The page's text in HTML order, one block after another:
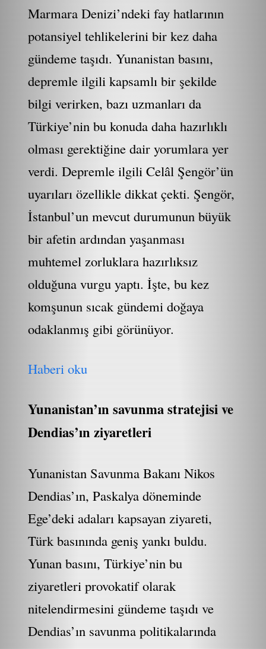
Marmara Denizi’ndeki fay hatlarının
potansiyel tehlikelerini bir kez daha
gündeme taşıdı. Yunanistan basını,
depremle ilgili kapsamlı bir şekilde
bilgi verirken, bazı uzmanları da
Türkiye’nin bu konuda daha hazırlıklı
olması gerektiğine dair yorumlara yer
verdi. Depremle ilgili Celâl Şengör’ün
uyarıları özellikle dikkat çekti. Şengör,
İstanbul’un mevcut durumunun büyük
bir afetin ardından yaşanması
muhtemel zorluklara hazırlıksız
olduğuna vurgu yaptı. İşte, bu kez
komşunun sıcak gündemi doğaya
odaklanmış gibi görünüyor.
Haberi oku
Yunanistan’ın savunma stratejisi ve
Dendias’ın ziyaretleri
Yunanistan Savunma Bakanı Nikos
Dendias’ın, Paskalya döneminde
Ege’deki adaları kapsayan ziyareti,
Türk basınında geniş yankı buldu.
Yunan basını, Türkiye’nin bu
ziyaretleri provokatif olarak
nitelendirmesini gündeme taşıdı ve
Dendias’ın savunma politikalarında